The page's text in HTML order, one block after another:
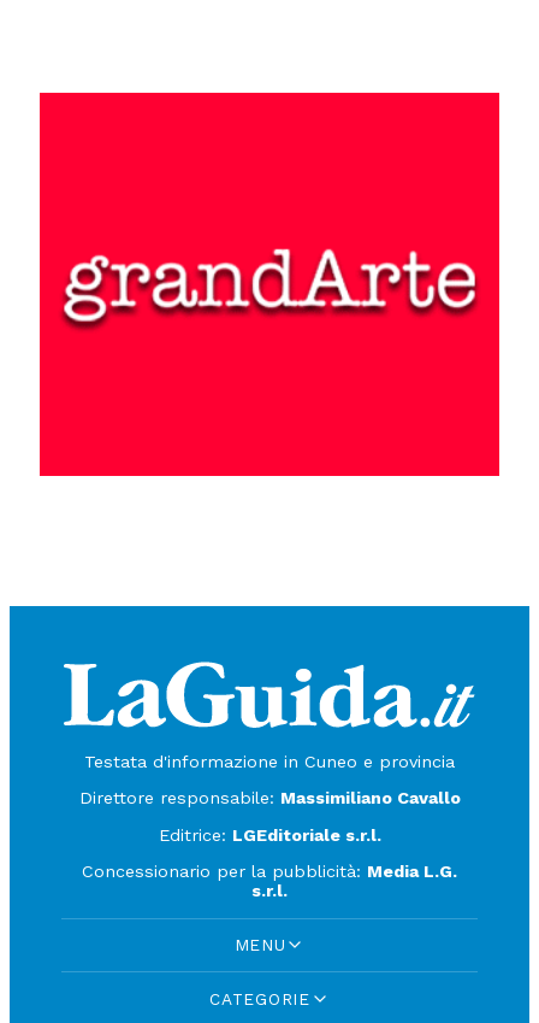
Testata d'informazione in Cuneo e provincia
Direttore responsabile: Massimiliano Cavallo
Editrice: LGEditoriale s.r.l.
Concessionario per la pubblicità: Media L.G.
s.r.l.
MENU
CATEGORIE